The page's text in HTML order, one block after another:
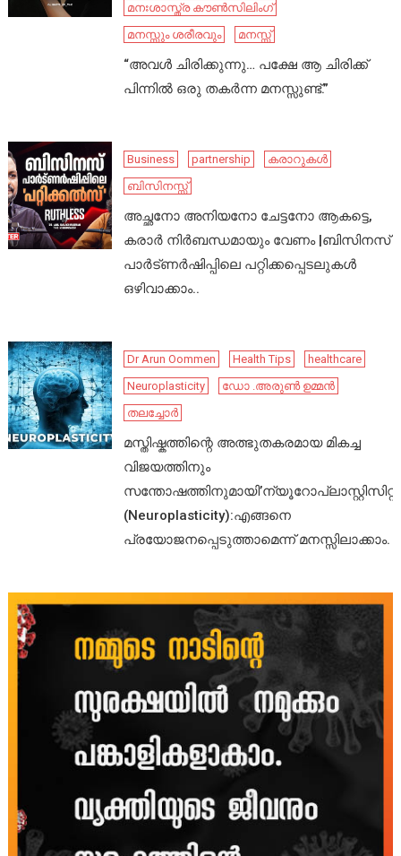
മനഃശാസ്ത്ര കൗൺസിലിംഗ്
മനസ്സും ശരീരവും
മനസ്സ്
“അവൾ ചിരിക്കുന്നു… പക്ഷേ ആ ചിരിക്ക്
പിന്നിൽ ഒരു തകർന്ന മനസ്സുണ്ട്.”
Business partnership
കരാറുകൾ
ബിസിനസ്സ്
അച്ഛനോ അനിയനോ ചേട്ടനോ ആകട്ടെ,
കരാർ നിർബന്ധമായും വേണം |ബിസിനസ്
പാർട്ണർഷിപ്പിലെ പറ്റിക്കപ്പെടലുകൾ
ഒഴിവാക്കാം..
Dr Arun Oommen Health Tips
healthcare
Neuroplasticity
ഡോ .അരുൺ ഉമ്മൻ
തലച്ചോർ
മസ്തിഷ്കത്തിന്റെ അത്ഭുതകരമായ മികച്ച
വിജയത്തിനും
സന്തോഷത്തിനുമായി’ന്യൂറോപ്ലാസ്റ്റിസിറ്റി’
(Neuroplasticity):എങ്ങനെ
പ്രയോജനപ്പെടുത്താമെന്ന് മനസ്സിലാക്കാം.